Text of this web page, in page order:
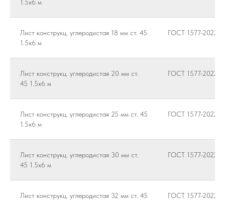
1.5х6 м
Лист конструкц. углеродистая 18 мм ст. 45
1.5х6 м
ГОСТ 1577-2022
Лист конструкц. углеродистая 20 мм ст.
45 1.5х6 м
ГОСТ 1577-2022
Лист конструкц. углеродистая 25 мм ст. 45
1.5х6 м
ГОСТ 1577-2022
Лист конструкц. углеродистая 30 мм ст.
45 1.5х6 м
ГОСТ 1577-2022
Лист конструкц. углеродистая 32 мм ст. 45
ГОСТ 1577-2022